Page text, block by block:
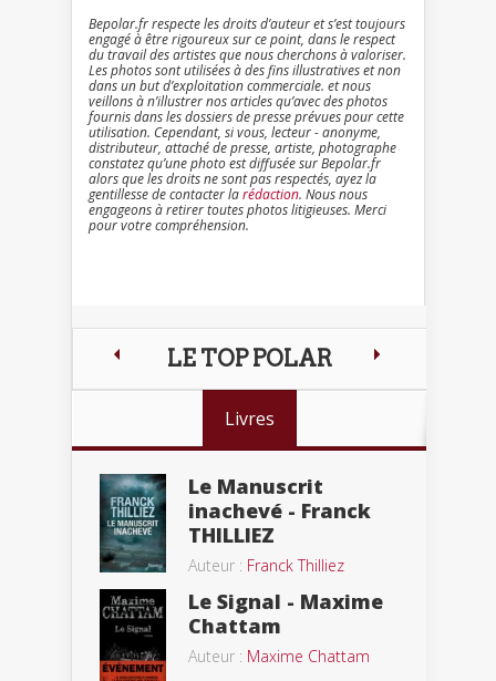
Bepolar.fr respecte les droits d’auteur et s’est toujours
engagé à être rigoureux sur ce point, dans le respect
du travail des artistes que nous cherchons à valoriser.
Les photos sont utilisées à des fins illustratives et non
dans un but d’exploitation commerciale. et nous
veillons à n’illustrer nos articles qu’avec des photos
fournis dans les dossiers de presse prévues pour cette
utilisation. Cependant, si vous, lecteur - anonyme,
distributeur, attaché de presse, artiste, photographe
constatez qu’une photo est diffusée sur Bepolar.fr
alors que les droits ne sont pas respectés, ayez la
gentillesse de contacter larédaction. Nous nous
engageons à retirer toutes photos litigieuses. Merci
pour votre compréhension.
LE TOP POLAR
Livres
Le Manuscrit
inachevé - Franck
THILLIEZ
Auteur : Franck Thilliez
Le Signal - Maxime
Chattam
Auteur : Maxime Chattam